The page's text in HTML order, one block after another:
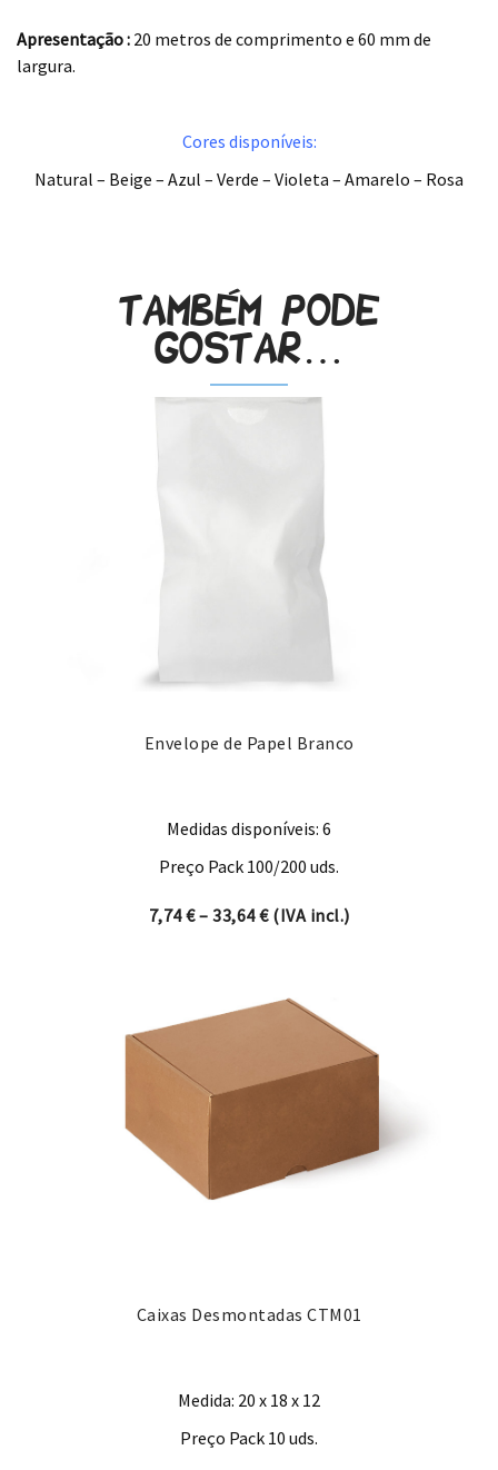
Apresentação : 20 metros de comprimento e 60 mm de
largura.
Cores disponíveis:
Natural – Beige – Azul – Verde – Violeta – Amarelo – Rosa
Também pode
gostar…
Envelope de Papel Branco
Medidas disponíveis: 6
Preço Pack 100/200 uds.
7,74€– 33,64€Price range: 7,74 € through
(IVA incl.)
Caixas Desmontadas CTM01
Medida: 20 x 18 x 12
Preço Pack 10 uds.